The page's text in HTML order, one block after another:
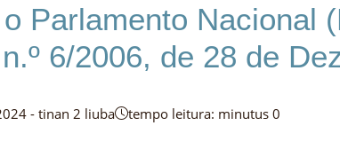
Parlamento Nacional
6/2006, de 28 de
- tinan 2 liuba tempo leitura: minutus 0